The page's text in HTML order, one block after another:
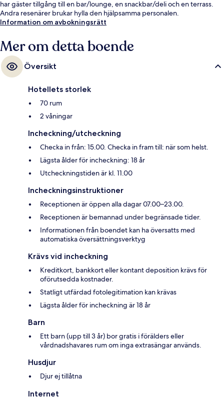
har gäster tillgång till en bar/lounge, en snackbar/deli och en terrass.
Andra resenärer brukar hylla den hjälpsamma personalen.
Information om avbokningsrätt
Mer om detta boende
Översikt
Hotellets storlek
70 rum
2 våningar
Incheckning/utcheckning
Checka in från: 15.00. Checka in fram till: när som helst.
Lägsta ålder för incheckning: 18 år
Utcheckningstiden är kl. 11.00
Incheckningsinstruktioner
Receptionen är öppen alla dagar 07.00–23.00.
Receptionen är bemannad under begränsade tider.
Informationen från boendet kan ha översatts med
automatiska översättningsverktyg
Krävs vid incheckning
Kreditkort, bankkort eller kontant deposition krävs för
oförutsedda kostnader.
Statligt utfärdad fotolegitimation kan krävas
Lägsta ålder för incheckning är 18 år
Barn
Ett barn (upp till 3 år) bor gratis i förälders eller
vårdnadshavares rum om inga extrasängar används.
Husdjur
Djur ej tillåtna
Internet